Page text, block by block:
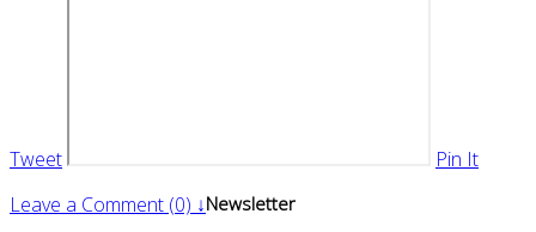
Tweet
Pin It
Leave a Comment (0) ↓Newsletter